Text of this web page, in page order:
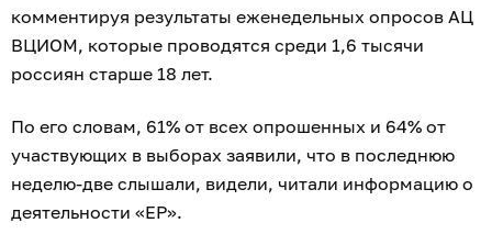
комментируя результаты еженедельных опросов АЦ
ВЦИОМ, которые проводятся среди 1,6 тысячи
россиян старше 18 лет.
По его словам, 61% от всех опрошенных и 64% от
участвующих в выборах заявили, что в последнюю
неделю-две слышали, видели, читали информацию о
деятельности «ЕР».